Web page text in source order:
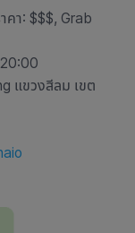
คา: $$$, Grab
แขวงสีลม เขต